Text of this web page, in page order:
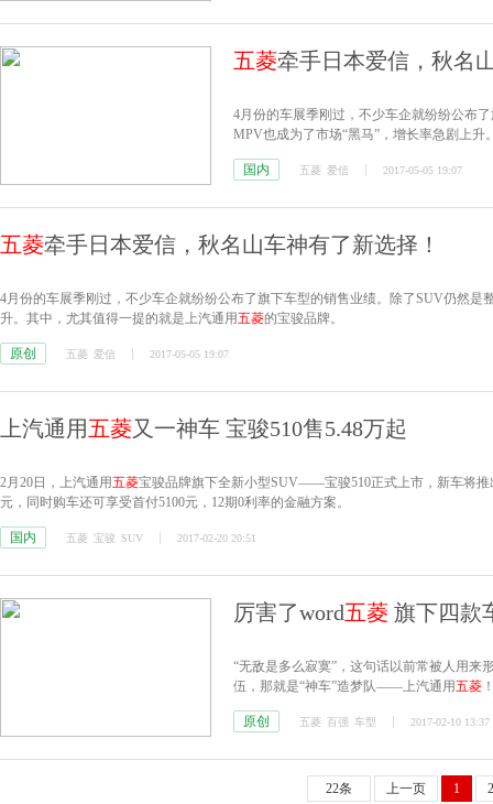
五菱牵手日本爱信，秋名
4月份的车展季刚过，不少车企就纷纷公布
MPV也成为了市场“黑马”，增长率急剧上
国内 五菱 爱信 2017-05-05 19:07
五菱牵手日本爱信，秋名山车神有了新选择！
4月份的车展季刚过，不少车企就纷纷公布了旗下车型的销售业绩。除了SUV仍然
升。其中，尤其值得一提的就是上汽通用五菱的宝骏品牌。
原创 五菱 爱信 2017-05-05 19:07
上汽通用五菱又一神车 宝骏510售5.48万起
2月20日，上汽通用五菱宝骏品牌旗下全新小型SUV——宝骏510正式上市，新车将推
元，同时购车还可享受首付5100元，12期0利率的金融方案。
国内 五菱 宝骏 SUV 2017-02-20 20:51
厉害了word五菱 旗下四款
“无敌是多么寂寞”，这句话以前常被人用来
伍，那就是“神车”造梦队——上汽通用五菱
原创 五菱 百强 车型 2017-02-10 13:37
22条 上一页 1 2